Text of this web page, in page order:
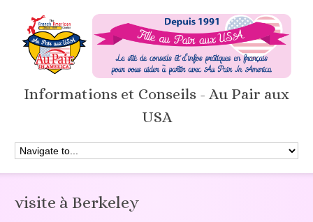
Informations et Conseils - Au Pair aux
USA
visite à Berkeley